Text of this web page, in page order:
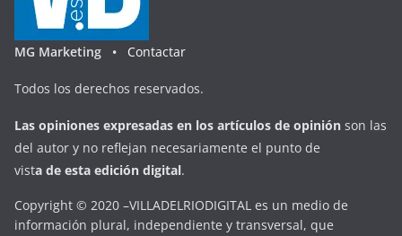
MG Marketing • Contactar
Todos los derechos reservados.
Las opiniones expresadas en los artículos de opinión son las
del autor y no reflejan necesariamente el punto de
vista de esta edición digital.
Copyright © 2020 –VILLADELRIODIGITAL es un medio de
información plural, independiente y transversal, que